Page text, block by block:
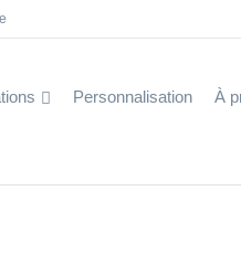
Personnalisation À